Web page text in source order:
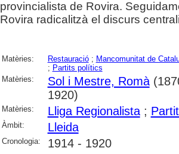
provincialista de Rovira.
Rovira radicalitzà el discurs
Matèries: Restauració; Mancomunitat de
; Partits polítics
Matèries:
Sol i Mestre, Romà
1920)
Matèries: Lliga Regionalista;
Àmbit: Lleida
Cronologia: 1914 - 1920